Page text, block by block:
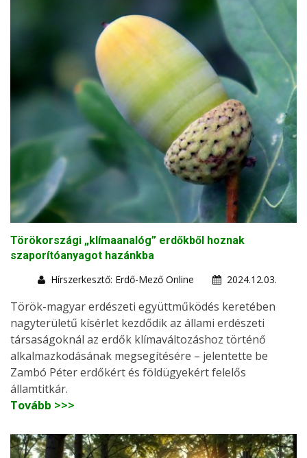
Törökországi „klímaanalóg” erdőkből hoznak
szaporítóanyagot hazánkba
Hírszerkesztő: Erdő-Mező Online
2024.12.03.
Török-magyar erdészeti együttműködés keretében
nagyterületű kísérlet kezdődik az állami erdészeti
társaságoknál az erdők klímaváltozáshoz történő
alkalmazkodásának megsegítésére – jelentette be
Zambó Péter erdőkért és földügyekért felelős
államtitkár.
Tovább >>>